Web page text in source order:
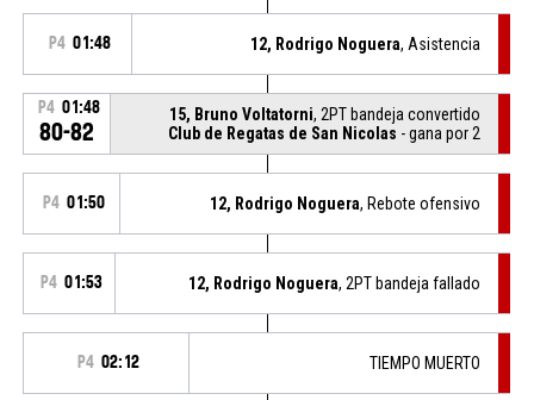
P4 01:48 12, Rodrigo Noguera, Asistencia
P4 01:48
80-82
15, Bruno Voltatorni, 2PT bandeja convertido
Club de Regatas de San Nicolas - gana por 2
P4 01:50 12, Rodrigo Noguera, Rebote ofensivo
P4 01:53 12, Rodrigo Noguera, 2PT bandeja fallado
P4 02:12 TIEMPO MUERTO